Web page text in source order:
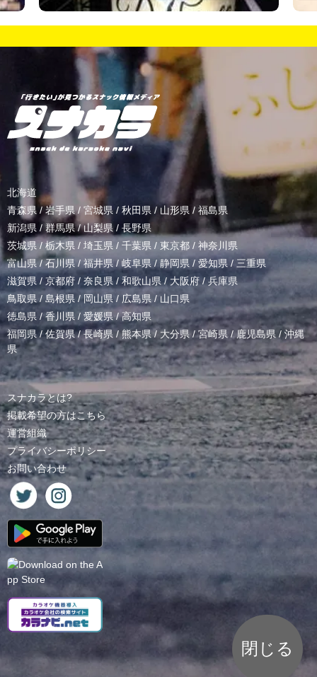
北海道
青森県 / 岩手県/ 宮城県 / 秋田県 / 山形県/ 福島県
新潟県 /群馬県/山梨県 / 長野県
茨城県 / 栃木県 / 埼玉県 / 千葉県 / 東京都 / 神奈川県
富山県 /石川県/福井県/岐阜県 / 静岡県 / 愛知県 / 三重県
滋賀県 / 京都府 / 奈良県 / 和歌山県/ 大阪府 /兵庫県
鳥取県/ 島根県 /岡山県/ 広島県 / 山口県
徳島県 /香川県 / 愛媛県/高知県
福岡県/佐賀県/長崎県 /熊本県/ 大分県/宮崎県 /鹿児島県 / 沖縄
県
スナカラとは?
掲載希望の方はこちら
運営組織
プライバシーポリシー
お問い合わせ
閉じる